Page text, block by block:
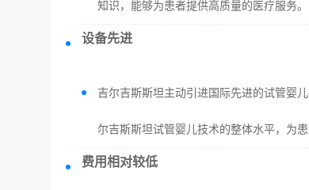
知识，能够为患者提供高质量的医疗服务。
设备先进
吉尔吉斯斯坦主动引进国际先进的试管婴
尔吉斯斯坦试管婴儿技术的整体水平，为
费用相对较低